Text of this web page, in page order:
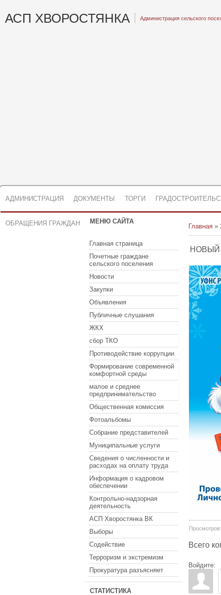
АСП ХВОРОСТЯНКА Администрация сельского
АДМИНИСТРАЦИЯ ДОКУМЕНТЫ ТОРГИ
ОБРАЩЕНИЯ ГРАЖДАН МЕНЮ САЙТА
Главная страница
Почетные граждане
сельского поселения
Новости
Закупки
Объявления
Публичные слушания
ЖКХ
сбор ТКО
Противодействие коррупции
Формирование современной
комфортной среды
малое и среднее
предпринимательство
Общественная комиссия
Фотоальбомы
Собрание представителей
Муниципальные услуги
Сведения о численности и
расходах на оплату труда
Информация о кадровом
обеспечении
Контрольно-надзорная
деятельность
АСП Хворостянка ВК
Выборы
Содействие
Терроризм и экстремизм
Прокуратура разъясняет
СТАТИСТИКА
Главная »
НОВЫЙ
Просмотров:
Всего
Войдите: